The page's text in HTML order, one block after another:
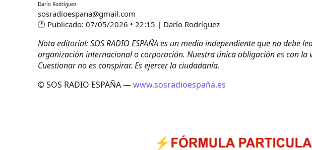
Darío Rodríguez
sosradioespana@gmail.com
🕐 Publicado: 07/05/2026 • 22:15 | Darío Rodríguez
Nota editorial: SOS RADIO ESPAÑA es un medio independiente que no debe
organización internacional o corporación. Nuestra única obligación es con la
Cuestionar no es conspirar. Es ejercer la ciudadanía.
© SOS RADIO ESPAÑA —www.sosradioespaña.es